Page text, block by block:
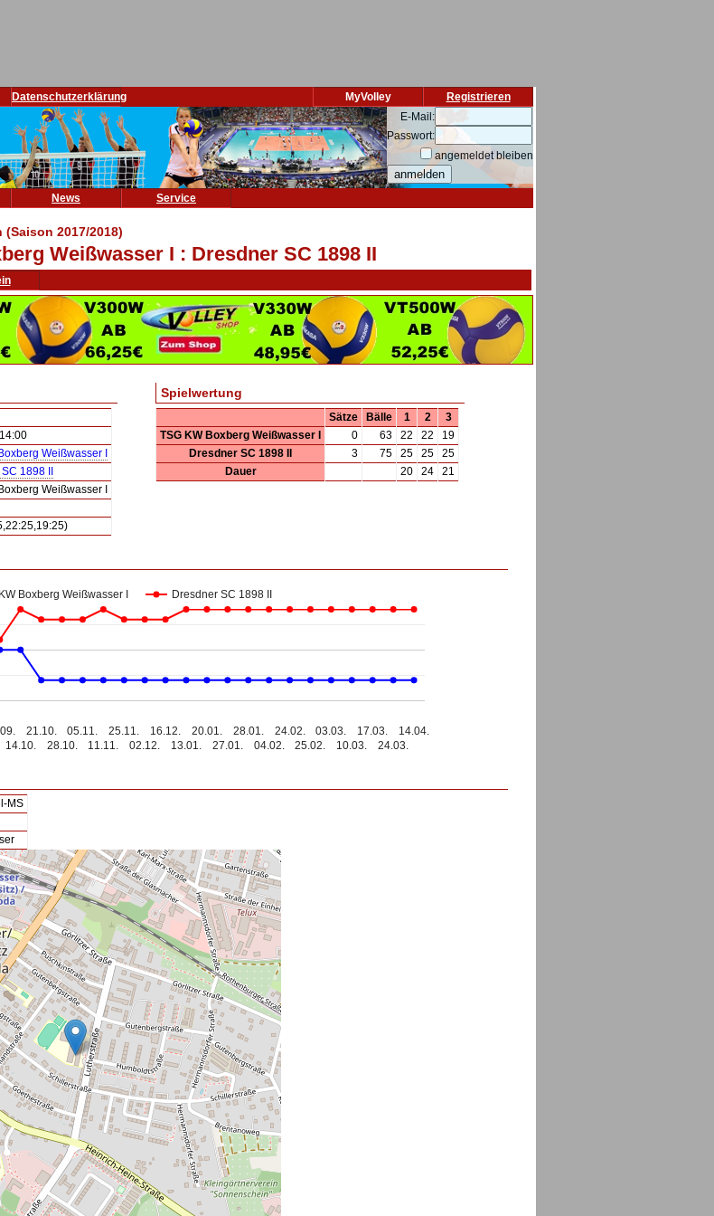
Datenschutzerklärung Registrieren
MyVolley
E-Mail:
Passwort:
angemeldet bleiben
News
Service
2017/2018)
Weißwasser I : Dresdner SC 1898 II
Weißwasser I
1898 II
Weißwasser I
Spielwertung
Sätze Bälle 1 2
3
TSG KW Boxberg Weißwasser I
0 63 22 22
19
Dresdner SC 1898 II
3 75 25 25
25
Dauer
20 24 21
Boxberg Weißwasser I Dresdner SC 1898 II
14.10.
21.10.
28.10.
05.11.
11.11.
25.11.
02.12.
16.12.
13.01.
20.01.
27.01.
28.01.
04.02.
24.02.
25.02.
03.03.
10.03.
17.03.
24.03.
14.04.
MS